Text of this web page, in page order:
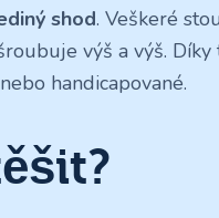
shod. Veškeré
výš a výš.
handicapované.